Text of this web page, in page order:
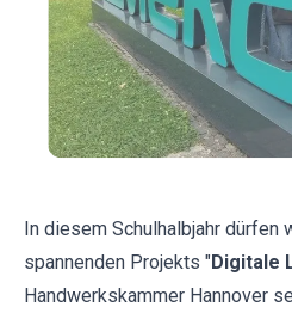
In diesem Schulhalbjahr dürfen
spannenden Projekts "Digitale
Handwerkskammer Hannover